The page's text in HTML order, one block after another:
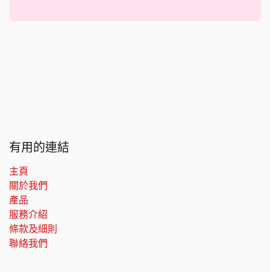
有用的連結
主頁
關於我們
產品
服務介紹
條款及細則
聯絡我們